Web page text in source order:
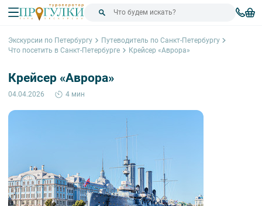
Экскурсии по Петербургу
Путеводитель по Санкт-Петербургу
Что посетить в Санкт-Петербурге
Крейсер «Аврора»
Крейсер «Аврора»
04.04.2026 4 мин